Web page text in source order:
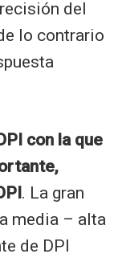
del
lo contrario
con la que
. La gran
media – alta
de DPI